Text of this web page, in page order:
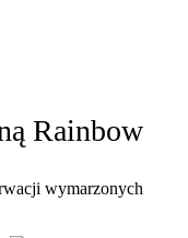
Rainbow
wymarzonych